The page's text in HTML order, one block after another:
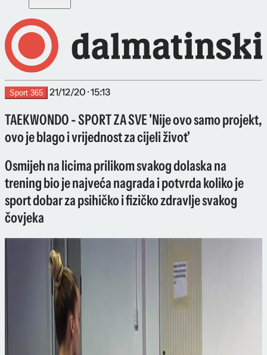
Sport 365 21/12/20 · 15:13
TAEKWONDO - SPORT ZA SVE 'Nije ovo samo projekt,
ovo je blago i vrijednost za cijeli život'
Osmijeh na licima prilikom svakog dolaska na
trening bio je najveća nagrada i potvrda koliko je
sport dobar za psihičko i fizičko zdravlje svakog
čovjeka